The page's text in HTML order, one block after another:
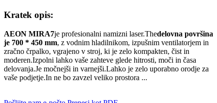
Kratek opis:
AEON MIRA7je profesionalni namizni laser.Thedelovna površina
je 700 * 450 mm, z vodnim hladilnikom, izpušnim ventilatorjem in
zračno črpalko, vgrajeno v stroj, ki je zelo kompakten, čist in
moderen.Izpolni lahko vaše zahteve glede hitrosti, moči in časa
delovanja.Je močnejši in varnejši.Lahko je zelo uporabno orodje za
vaše podjetje.In ne bo zavzel veliko prostora ...